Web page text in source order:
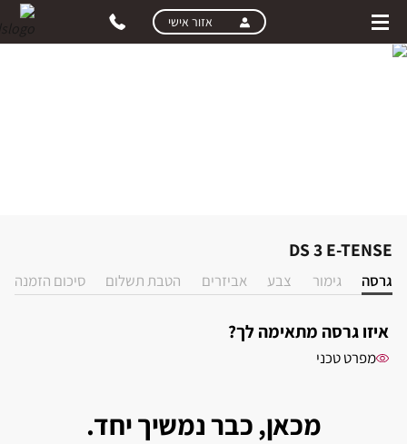
skip
main
אזור אישי
DS 3 E-TENSE
בחירת רמת גימור
גרסה גימור צבע אביזרים הטבת תשלום סיכום הזמנה
איזו גרסה מתאימה לך?
מפרט טכני
מכאן, כבר נמשיך יחד.